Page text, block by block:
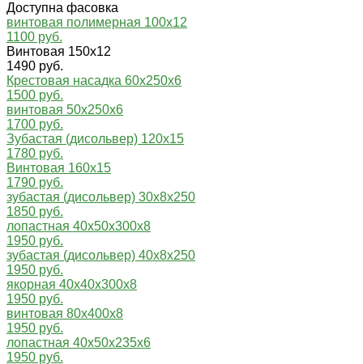
Доступна фасовка
винтовая полимерная 100х12
1100 руб.
Винтовая 150х12
1490 руб.
Крестовая насадка 60x250x6
1500 руб.
винтовая 50х250х6
1700 руб.
Зубастая (дисольвер) 120х15
1780 руб.
Винтовая 160х15
1790 руб.
зубастая (дисольвер) 30х8х250
1850 руб.
лопастная 40х50х300х8
1950 руб.
зубастая (дисольвер) 40х8х250
1950 руб.
якорная 40х40х300х8
1950 руб.
винтовая 80х400х8
1950 руб.
лопастная 40х50х235х6
1950 руб.